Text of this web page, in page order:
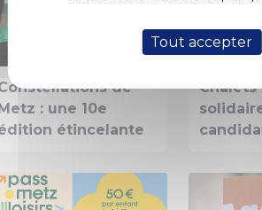
Tout accepter
de
: une 10e
étincelante
Chalets